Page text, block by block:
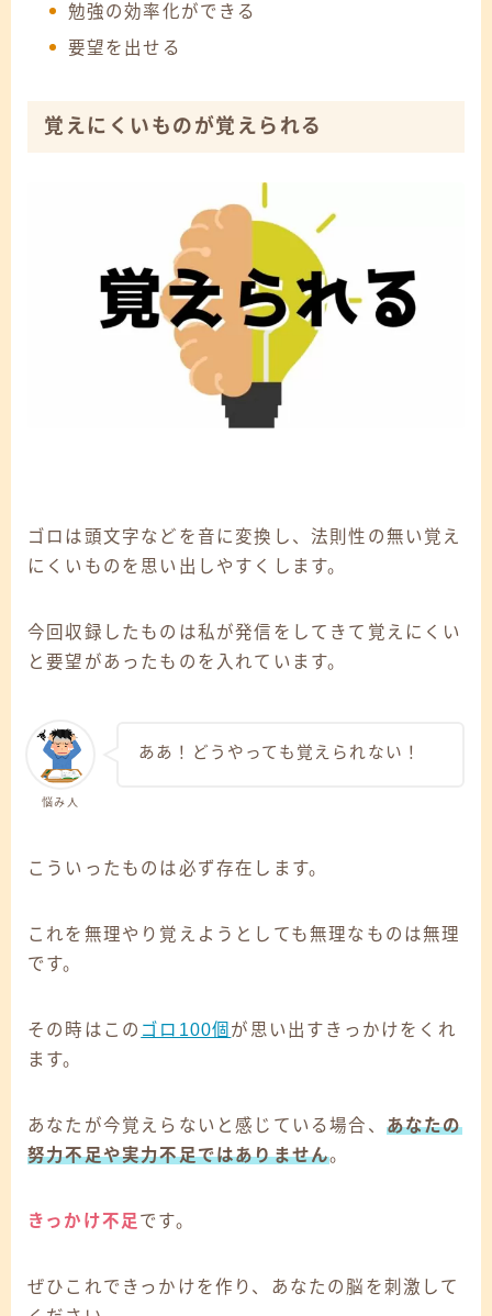
勉強の効率化ができる
要望を出せる
覚えにくいものが覚えられる
ゴロは頭文字などを音に変換し、法則性の無い覚え
にくいものを思い出しやすくします。
今回収録したものは私が発信をしてきて覚えにくい
と要望があったものを入れています。
悩み人
ああ！どうやっても覚えられない！
こういったものは必ず存在します。
これを無理やり覚えようとしても無理なものは無理
です。
その時はこの ゴロ100個 が思い出すきっかけをくれ
ます。
あなたが今覚えらないと感じている場合、 あなたの
努力不足や実力不足ではありません。
きっかけ不足 です。
ぜひこれできっかけを作り、あなたの脳を刺激して